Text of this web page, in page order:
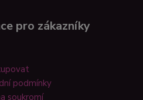
pro zákazníky
podmínky
soukromí